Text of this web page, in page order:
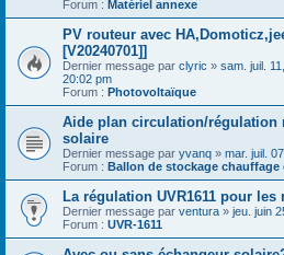
Forum : Matériel annexe
PV routeur avec
[V20240701]]
Dernier message par clyric » sam. juil.
20:02 pm
Forum : Photovoltaïque
Aide plan circulation/régulation
solaire
Dernier message par yvanq » mar. juil.
Forum : Ballon de stockage chauffage
La régulation UVR1611 pour les
Dernier message par ventura » jeu. juin
Forum : UVR-1611